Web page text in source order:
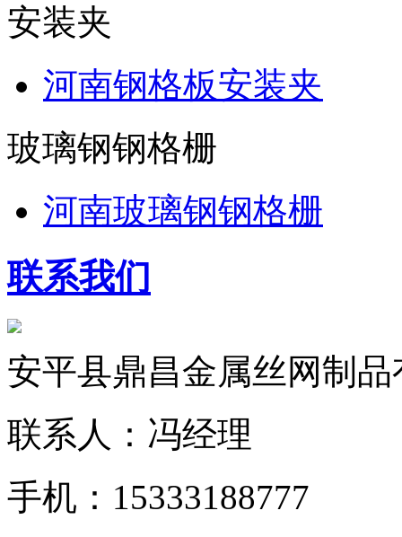
安装夹
河南钢格板安装夹
玻璃钢钢格栅
河南玻璃钢钢格栅
联系我们
安平县鼎昌金属丝网制
联系人：冯经理
手机：15333188777